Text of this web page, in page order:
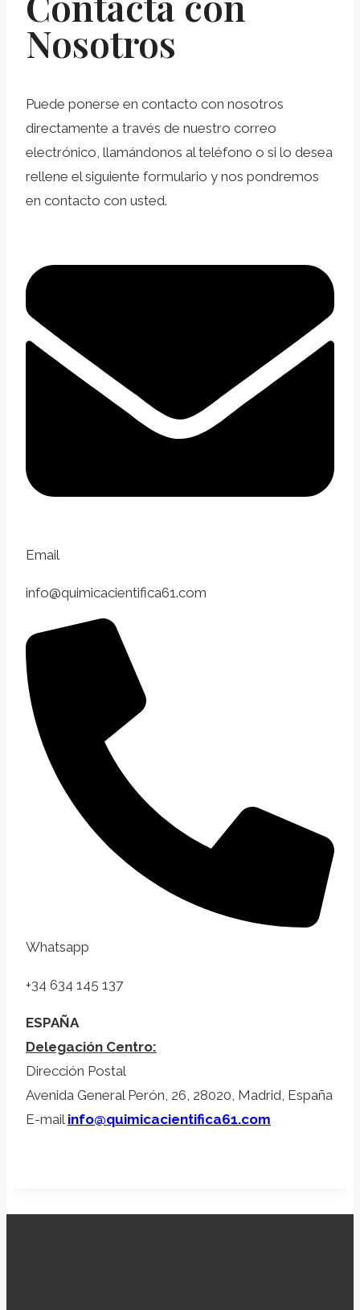
Nosotros
Puede ponerse en contacto con nosotros
directamente a través de nuestro correo
electrónico, llamándonos al teléfono o si lo desea
rellene el siguiente formulario y nos pondremos
en contacto con usted.
Email
info@quimicacientifica61.com
Whatsapp
+34 634 145 137
ESPAÑA
Delegación Centro:
Dirección Postal
Avenida General Perón, 26, 28020, Madrid, España
E-mail info@quimicacientifica61.com